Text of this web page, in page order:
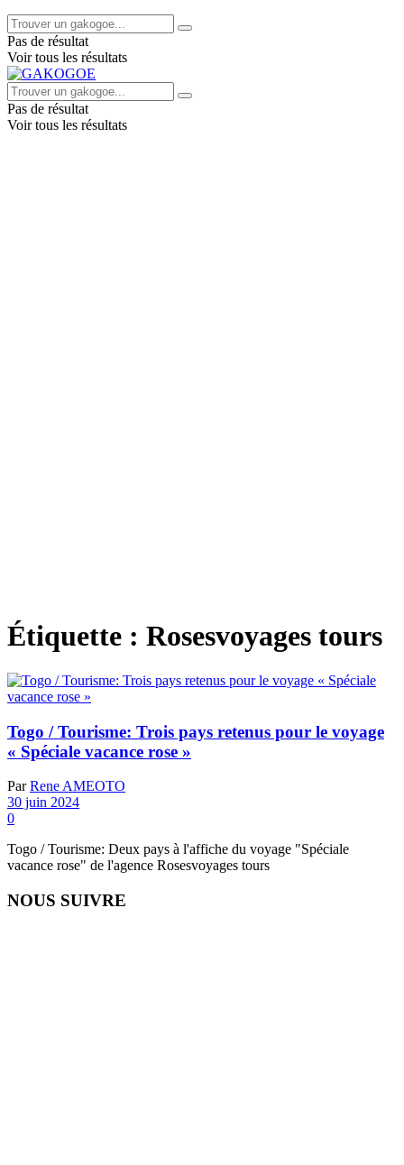
Pas de résultat
Voir tous les résultats
Pas de résultat
Voir tous les résultats
Étiquette : Rosesvoyages tours
Togo / Tourisme: Trois pays retenus pour le voyage
« Spéciale vacance rose »
Par Rene AMEOTO
30 juin 2024
0
Togo / Tourisme: Deux pays à l'affiche du voyage "Spéciale
vacance rose" de l'agence Rosesvoyages tours
NOUS SUIVRE